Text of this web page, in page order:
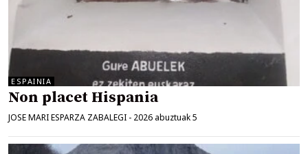
ESPAINIA
Non placet Hispania
JOSE MARI ESPARZA ZABALEGI - 2026 abuztuak 5